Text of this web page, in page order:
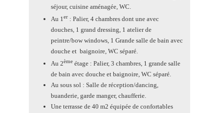
séjour, cuisine aménagée, WC.
Au 1 er : Palier, 4 chambres dont une avec
douches, 1 grand dressing, 1 atelier de
peintre/bow windows, 1 Grande salle de bain avec
douche et baignoire, WC séparé.
Au 2ème étage : Palier, 3 chambres, 1 grande salle
de bain avec douche et baignoire, WC séparé.
Au sous sol : Salle de réception/dancing,
buanderie, garde manger, chaufferie.
Une terrasse de 40 m2 équipée de confortables